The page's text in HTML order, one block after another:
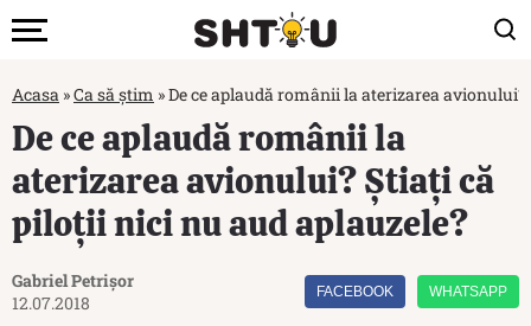
Acasa »Ca să știm »De ce aplaudă românii la aterizarea
De ce aplaudă românii la
aterizarea avionului? Știați că
piloții nici nu aud aplauzele?
Gabriel Petrișor
12.07.2018
FACEBOOK WHATSAPP